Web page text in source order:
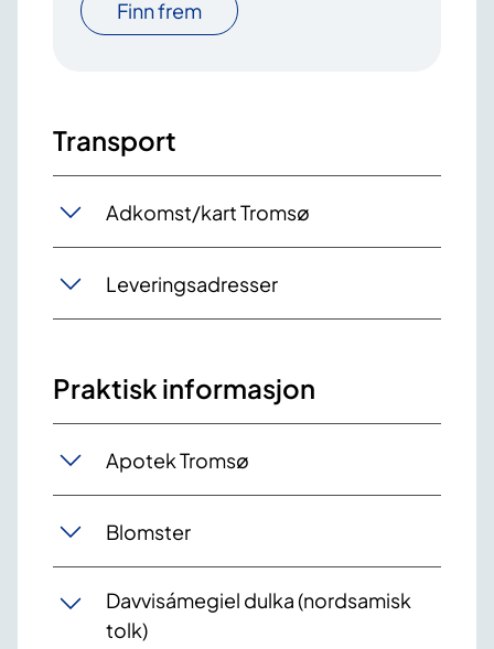
Finn frem
Transport
Adkomst/kart Tromsø
Leveringsadresser
Praktisk informasjon
Apotek Tromsø
Blomster
Davvisámegiel dulka (nordsamisk
tolk)